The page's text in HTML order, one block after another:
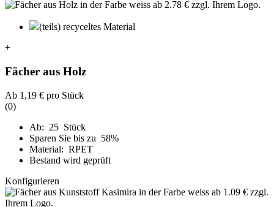
(teils) recyceltes Material
+
Fächer aus Holz
Ab 1,19 € pro Stück
(0)
Ab: 25 Stück
Sparen Sie bis zu 58%
Material: RPET
Bestand wird geprüft
Konfigurieren